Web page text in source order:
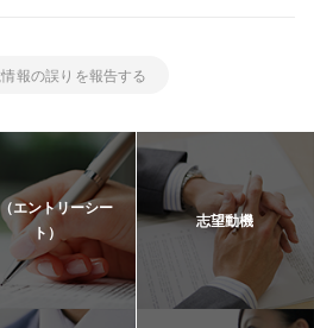
報の誤りを報告する
エントリーシー
ト）
志望動機